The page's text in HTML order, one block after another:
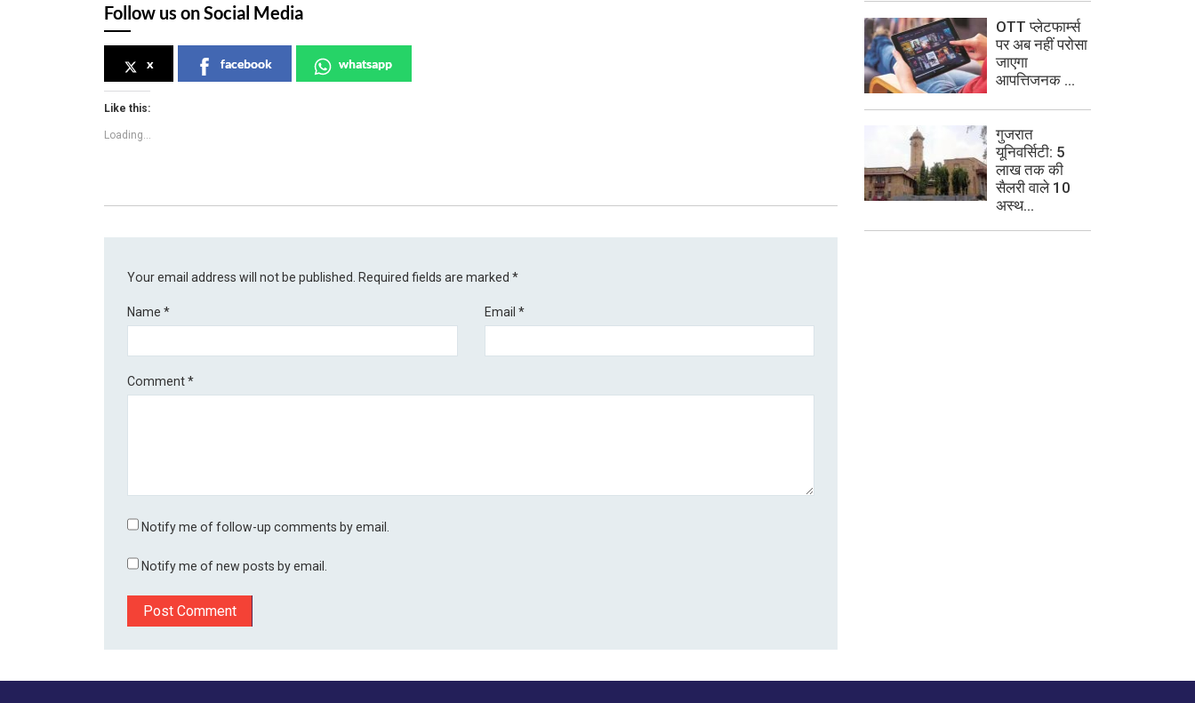
Follow us on Social Media
x facebook whatsapp
Like this:
Loading...
Your email address will not be published. Required fields are marked*
Name* Email *
Comment*
Notify me of follow-up comments by email.
Notify me of new posts by email.
OTT प्लेटफार्म्स
पर अब नहीं परोसा
जाएगा
आपत्तिजनक ...
गुजरात
यूनिवर्सिटी: 5
लाख तक की
सैलरी वाले 10
अस्थ...